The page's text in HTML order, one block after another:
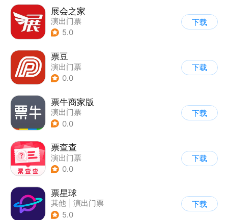
展会之家
演出门票
5.0
下载
票豆
演出门票
0.0
下载
票牛商家版
演出门票
0.0
下载
票查查
演出门票
0.0
下载
票星球
其他
演出门票
5.0
下载